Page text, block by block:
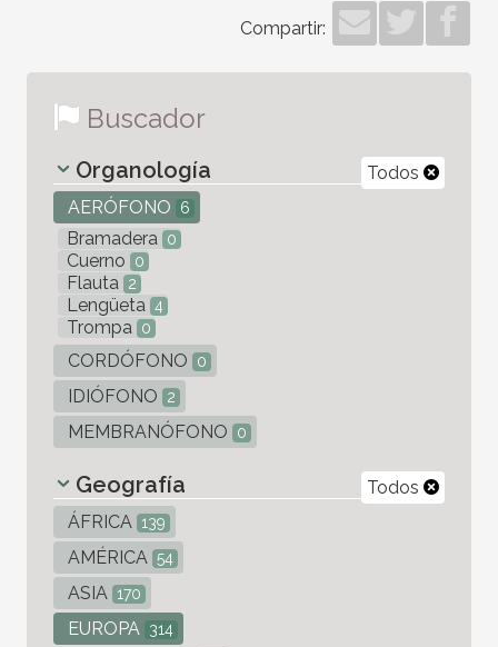
Compartir:
Buscador
Todos
Organología
AERÓFONO 6
Bramadera 0
Cuerno 0
Flauta 2
Lengüeta 4
Trompa 0
CORDÓFONO 0
IDIÓFONO 2
MEMBRANÓFONO 0
Todos
Geografía
ÁFRICA 139
AMÉRICA 54
ASIA 170
EUROPA 314